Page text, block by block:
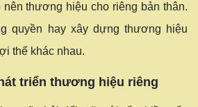
thương hiệu cho riêng bản thân.
quyền hay xây dựng thương hiệu
thế khác nhau.
triển thương hiệu riêng